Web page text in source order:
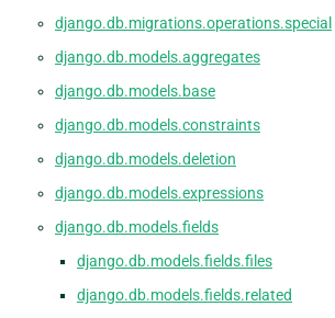
django.db.migrations.operations.special
django.db.models.aggregates
django.db.models.base
django.db.models.constraints
django.db.models.deletion
django.db.models.expressions
django.db.models.fields
django.db.models.fields.files
django.db.models.fields.related